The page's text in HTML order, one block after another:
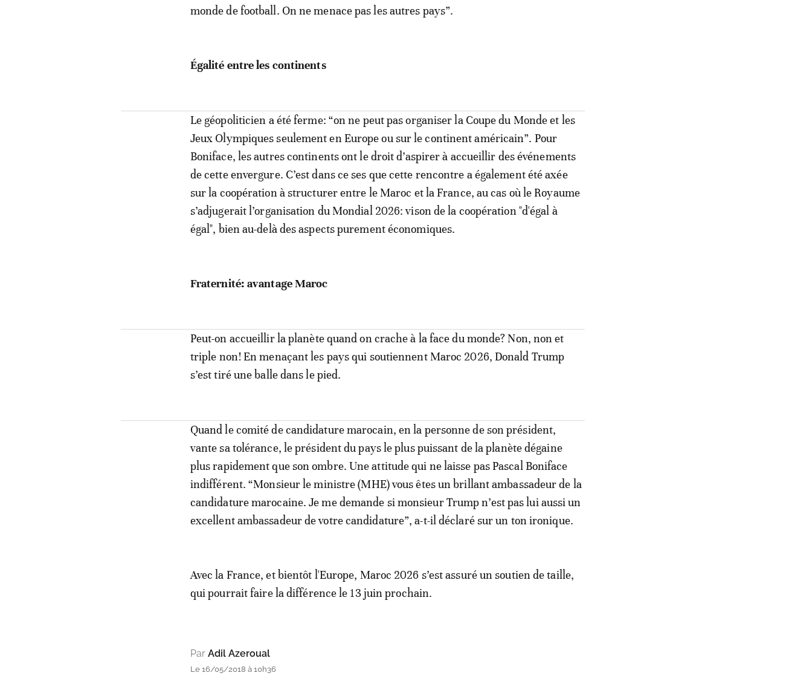
monde de football. On ne menace pas les autres pays”.
Égalité entre les continents
Le géopoliticien a été ferme: “on ne peut pas organiser la Coupe du Monde et les
Jeux Olympiques seulement en Europe ou sur le continent américain”. Pour
Boniface, les autres continents ont le droit d’aspirer à accueillir des événements
de cette envergure. C’est dans ce ses que cette rencontre a également été axée
sur la coopération à structurer entre le Maroc et la France, au cas où le Royaume
s’adjugerait l’organisation du Mondial 2026: vison de la coopération "d'égal à
égal", bien au-delà des aspects purement économiques.
Fraternité: avantage Maroc
Peut-on accueillir la planète quand on crache à la face du monde? Non, non et
triple non! En menaçant les pays qui soutiennent Maroc 2026, Donald Trump
s’est tiré une balle dans le pied.
Quand le comité de candidature marocain, en la personne de son président,
vante sa tolérance, le président du pays le plus puissant de la planète dégaine
plus rapidement que son ombre. Une attitude qui ne laisse pas Pascal Boniface
indifférent. “Monsieur le ministre (MHE) vous êtes un brillant ambassadeur de la
candidature marocaine. Je me demande si monsieur Trump n’est pas lui aussi un
excellent ambassadeur de votre candidature”, a-t-il déclaré sur un ton ironique.
Avec la France, et bientôt l'Europe, Maroc 2026 s’est assuré un soutien de taille,
qui pourrait faire la différence le 13 juin prochain.
Par Adil Azeroual
Le 16/05/2018 à 10h36